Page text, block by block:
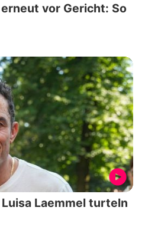
vor Gericht: So
Laemmel turteln